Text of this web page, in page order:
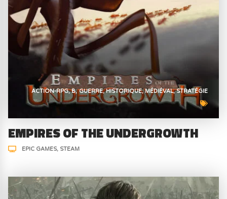
ACTION-RPG B GUERRE HISTORIQUE MÉDIÉVAL STRATÉGIE
EMPIRES OF THE UNDERGROWTH
EPIC GAMES STEAM